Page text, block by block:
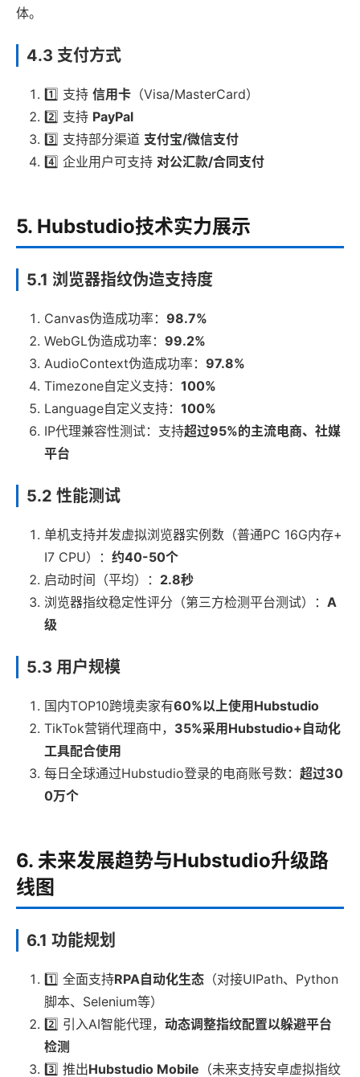
体。
4.3 支付方式
1️⃣ 支持 信用卡 （Visa/MasterCard）
2️⃣ 支持 PayPal
3️⃣ 支持部分渠道 支付宝/微信支付
4️⃣ 企业用户可支持 对公汇款/合同支付
5. Hubstudio技术实力展示
5.1 浏览器指纹伪造支持度
Canvas伪造成功率： 98.7%
WebGL伪造成功率： 99.2%
AudioContext伪造成功率： 97.8%
Timezone自定义支持： 100%
Language自定义支持： 100%
IP代理兼容性测试：支持超过95%的主流电商、社媒
平台
5.2 性能测试
单机支持并发虚拟浏览器实例数（普通PC 16G内存+
I7 CPU）： 约40-50个
启动时间（平均）： 2.8秒
浏览器指纹稳定性评分（第三方检测平台测试）： A
级
5.3 用户规模
国内TOP10跨境卖家有60%以上使用Hubstudio
TikTok营销代理商中， 35%采用Hubstudio+自动化
工具配合使用
每日全球通过Hubstudio登录的电商账号数： 超过30
0万个
6. 未来发展趋势与Hubstudio升级路
线图
6.1 功能规划
1️⃣ 全面支持RPA自动化生态 （对接UIPath、Python
脚本、Selenium等）
2️⃣ 引入AI智能代理， 动态调整指纹配置以躲避平台
检测
3️⃣ 推出Hubstudio Mobile （未来支持安卓虚拟指纹